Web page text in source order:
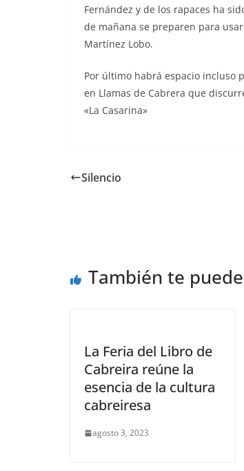
Fernández y de los rapaces ha
de mañana se preparen para
Martínez Lobo.
Por último habrá espacio incluso
en Llamas de Cabrera que
«La Casarina»
Silencio
También te
La Feria del Libro de
Cabreira reúne la
esencia de la cultura
cabreiresa
agosto 3, 2023